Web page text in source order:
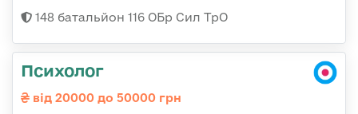
148 батальйон 116 ОБр Сил ТрО
Психолог
від 20000 до 50000 грн